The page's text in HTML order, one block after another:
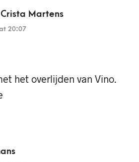
Martens
20:07
het overlijden van Vino.